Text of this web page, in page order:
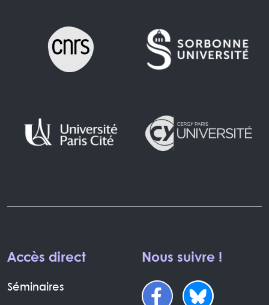
Accès direct
Séminaires
Nous suivre !